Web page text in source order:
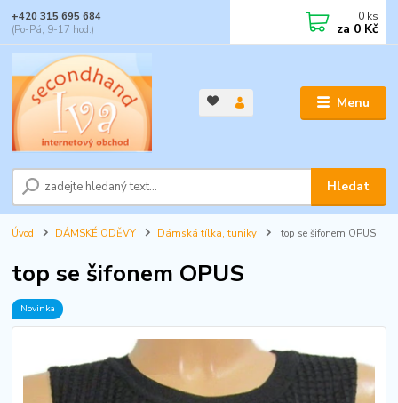
Menu
Hledat
+420 315 695 684
(Po-Pá, 9-17 hod.)
0 ks
za 0 Kč
Úvod DÁMSKÉ ODĚVY Dámská tílka, tuniky top se šifonem OPUS
top se šifonem OPUS
Novinka